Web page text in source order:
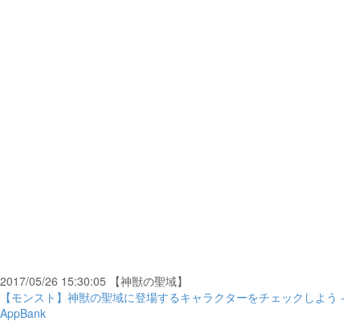
2017/05/26 15:30:05 【神獣の聖域】
【モンスト】神獣の聖域に登場するキャラクターをチェックしよう -
AppBank